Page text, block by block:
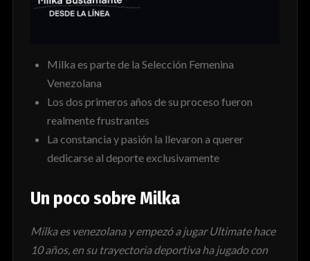
Milka es parte de la Selección Femenina
Venezolana
Los dos primeros años de su proceso fueron
realmente frustrantes
La constancia y pasión la llevaron a querer
dedicarse al deporte exclusivamente
Un poco sobre Milka
Milka es venezolana y empezó a jugar Ultimate hace
10 años, en su trayectoria deportiva ha jugado con